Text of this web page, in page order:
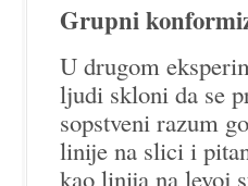
Grupni
U drugom
ljudi skloni da se
sopstveni razum
linije na slici i
kao linija na levoj